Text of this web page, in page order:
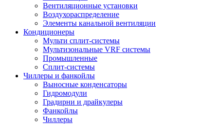
Вентиляционные установки
Воздухораспределение
Элементы канальной вентиляции
Кондиционеры
Мульти сплит-системы
Мультизональные VRF системы
Промышленные
Сплит-системы
Чиллеры и фанкойлы
Выносные конденсаторы
Гидромодули
Градирни и драйкулеры
Фанкойлы
Чиллеры